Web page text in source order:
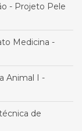
- Projeto Pele
Medicina -
Animal I -
de